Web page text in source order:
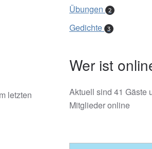
letzten
Übungen 2
Gedichte 3
Wer ist
Aktuell sind 41 Gäste
Mitglieder online